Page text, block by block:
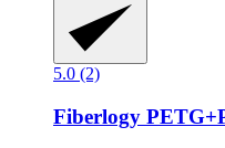
5.0 (2)
Fiberlogy